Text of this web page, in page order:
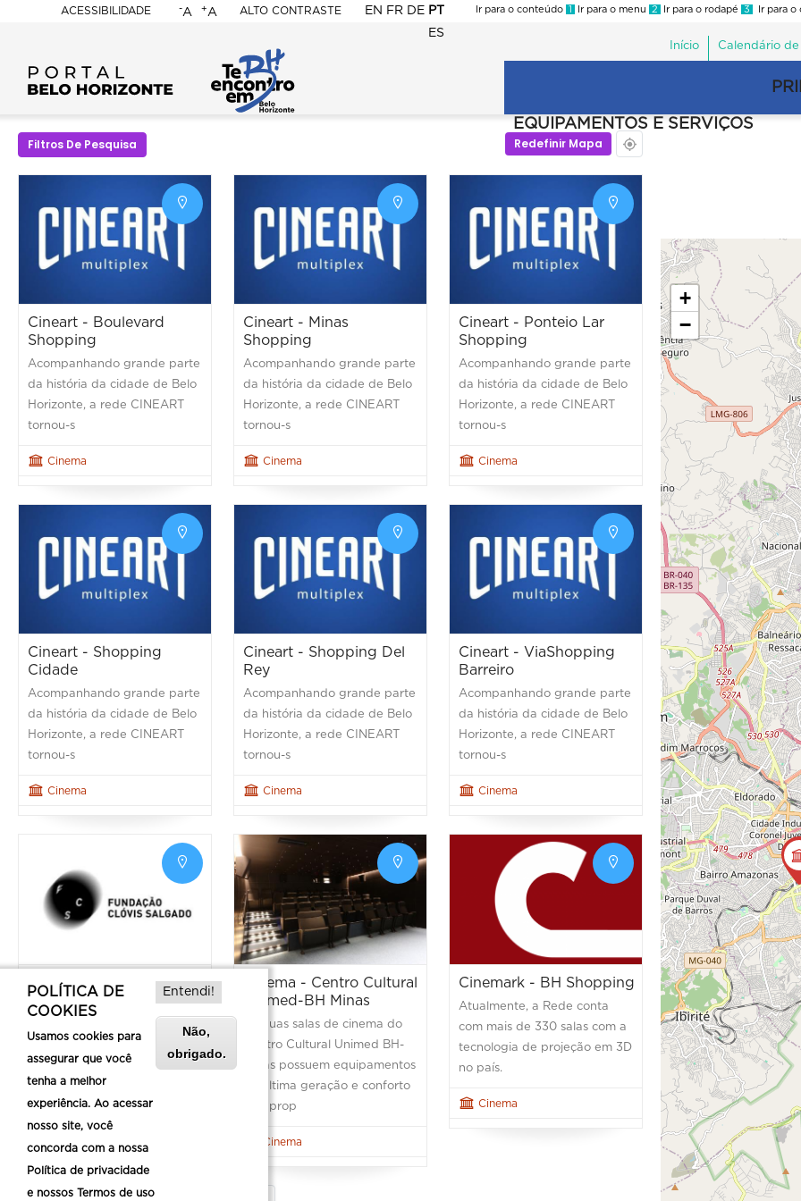
ACESSIBILIDADE
BELO
HORIZONTE
-A +A ALTO CONTRASTE EN FR DE PT
ES
Ir para o conteúdo 1 Ir para o menu 2 Ir para o rodapé 3 Ir para o
Menu
Início Calendário
principal
Trade
EQUIPAMENTOS E SERVIÇOS
Filtros De Pesquisa Redefinir Mapa
Cineart - Boulevard
Shopping
Acompanhando grande parte
da história da cidade de Belo
Horizonte, a rede CINEART
tornou-s
Cinema
Cineart - Minas
Shopping
Acompanhando grande parte
da história da cidade de Belo
Horizonte, a rede CINEART
tornou-s
Cinema
Cineart - Ponteio Lar
Shopping
Acompanhando grande parte
da história da cidade de Belo
Horizonte, a rede CINEART
tornou-s
Cinema
Cineart - Shopping
Cidade
Acompanhando grande parte
da história da cidade de Belo
Horizonte, a rede CINEART
tornou-s
Cinema
Cineart - Shopping Del
Rey
Acompanhando grande parte
da história da cidade de Belo
Horizonte, a rede CINEART
tornou-s
Cinema
Cineart - ViaShopping
Barreiro
Acompanhando grande parte
da história da cidade de Belo
Horizonte, a rede CINEART
tornou-s
Cinema
Cine Humberto Mauro -
Palácio das Artes
tradição do cineclubismo, o
Cine Humberto Mauro tem
reconhecimento
Cinema
Cinema - Centro Cultural
Unimed-BH Minas
As duas salas de cinema do
Centro Cultural Unimed BH-
Minas possuem equipamentos
de última geração e conforto
que prop
Cinema
Cinemark - BH Shopping
Atualmente, a Rede conta
com mais de 330 salas com a
tecnologia de projeção em 3D
no país.
Cinema
+
−
POLÍTICA DE
COOKIES
Usamos cookies para
assegurar que você
tenha a melhor
experiência. Ao acessar
nosso site, você
concorda com a nossa
Política de privacidade
e nossos Termos de uso
Entendi!
Não,
obrigado.